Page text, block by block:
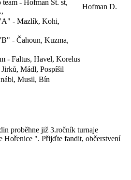
- Hofman St. st,
Hofman D.
- Mazlík, Kohi,
- Čahoun, Kuzma,
- Faltus, Havel, Korelus
Mádl, Pospíšil
Musil, Bín
proběhne již 3.ročník turnaje
Hořenice ". Přijďte fandit, občerstvení